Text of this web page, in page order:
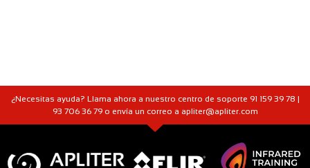
¿Necesitas ayuda? Llama ahora a nuestro centro de soporte 91 159 39 78 |
93 706 36 79 o envía un correo a apliter@apliter.com